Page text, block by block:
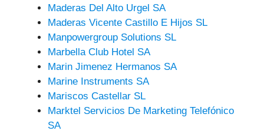
Maderas Del Alto Urgel SA
Maderas Vicente Castillo E Hijos SL
Manpowergroup Solutions SL
Marbella Club Hotel SA
Marin Jimenez Hermanos SA
Marine Instruments SA
Mariscos Castellar SL
Marktel Servicios De Marketing Telefónico
SA